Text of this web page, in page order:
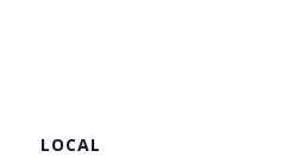
LOCAL